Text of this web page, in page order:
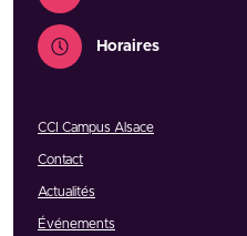
Horaires
CCI Campus Alsace
Contact
Actualités
Événements